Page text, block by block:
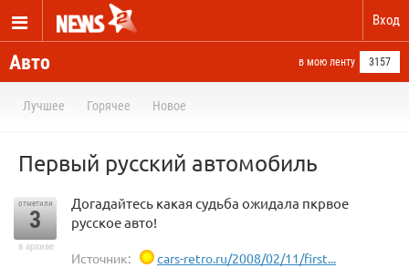
Вход
Авто в мою ленту 3157
Лучшее Горячее Новое
Первый русский автомобиль
отметили
3
в архиве
Догадайтесь какая судьба ожидала пкрвое
русское авто!
Источник: cars-retro.ru/2008/02/11/first...